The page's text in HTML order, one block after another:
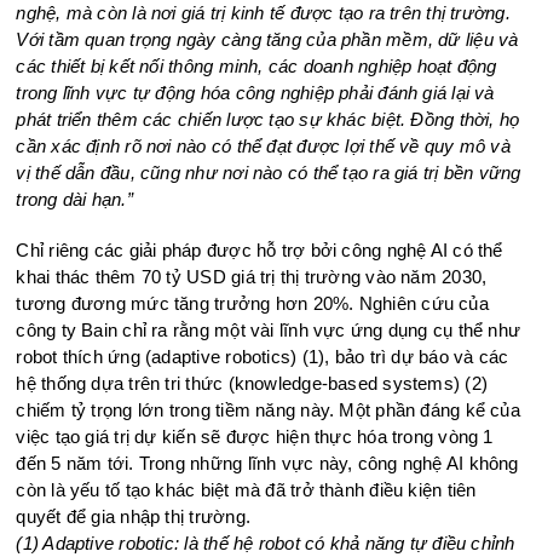
nghệ, mà còn là nơi giá trị kinh tế được tạo ra trên thị trường.
Với tầm quan trọng ngày càng tăng của phần mềm, dữ liệu và
các thiết bị kết nối thông minh, các doanh nghiệp hoạt động
trong lĩnh vực tự động hóa công nghiệp phải đánh giá lại và
phát triển thêm các chiến lược tạo sự khác biệt. Đồng thời, họ
cần xác định rõ nơi nào có thể đạt được lợi thế về quy mô và
vị thế dẫn đầu, cũng như nơi nào có thể tạo ra giá trị bền vững
trong dài hạn.”
Chỉ riêng các giải pháp được hỗ trợ bởi công nghệ AI có thể
khai thác thêm 70 tỷ USD giá trị thị trường vào năm 2030,
tương đương mức tăng trưởng hơn 20%. Nghiên cứu của
công ty Bain chỉ ra rằng một vài lĩnh vực ứng dụng cụ thể như
robot thích ứng (adaptive robotics) (1), bảo trì dự báo và các
hệ thống dựa trên tri thức (knowledge-based systems) (2)
chiếm tỷ trọng lớn trong tiềm năng này. Một phần đáng kể của
việc tạo giá trị dự kiến sẽ được hiện thực hóa trong vòng 1
đến 5 năm tới. Trong những lĩnh vực này, công nghệ AI không
còn là yếu tố tạo khác biệt mà đã trở thành điều kiện tiên
quyết để gia nhập thị trường.
(1) Adaptive robotic: là thế hệ robot có khả năng tự điều chỉnh